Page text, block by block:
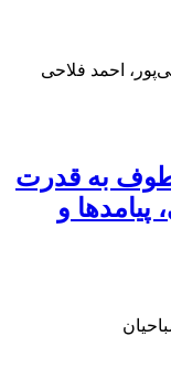
احمد فلاحی
به قدرت
و